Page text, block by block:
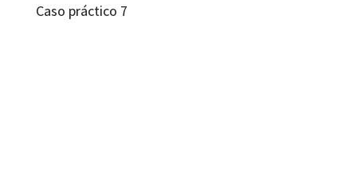
Caso práctico 7